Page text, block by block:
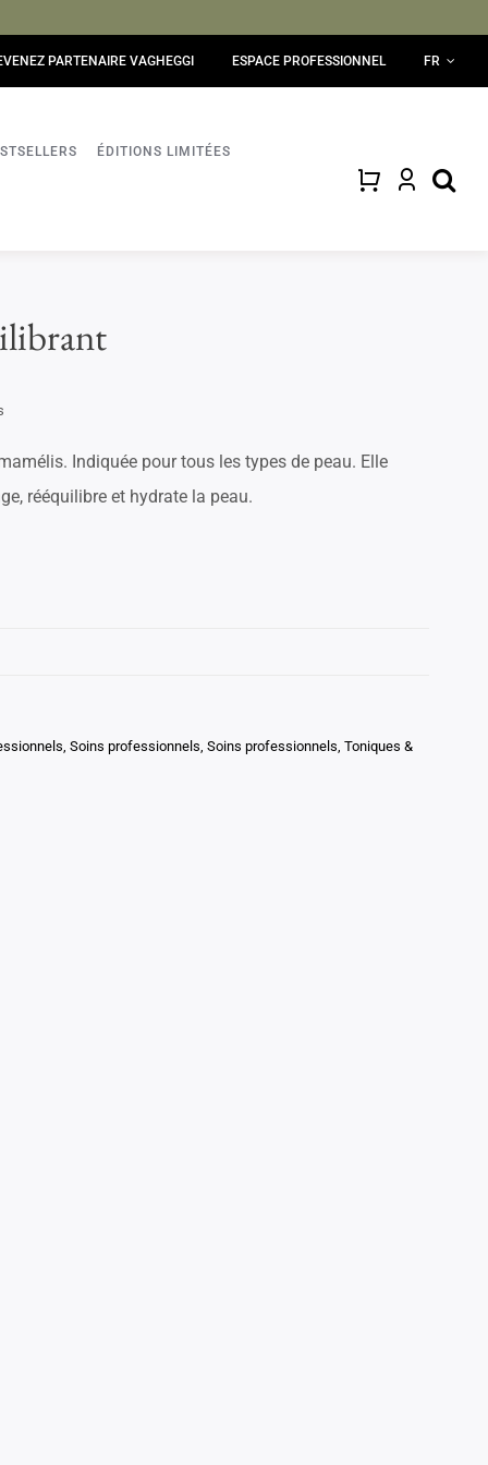
PARTENAIRE VAGHEGGI ESPACE PROFESSIONNEL FR
ÉDITIONS LIMITÉES
Indiquée pour tous les types de peau. Elle
rééquilibre et hydrate la peau.
, Soins professionnels, Soins professionnels, Toniques &